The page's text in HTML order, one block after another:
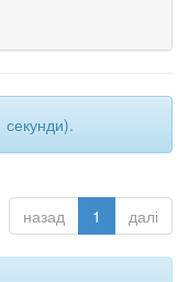
секунди).
назад 1 далі